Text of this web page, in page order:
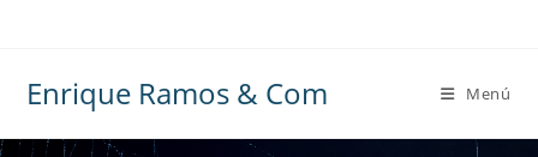
Enrique Ramos & Com Menú